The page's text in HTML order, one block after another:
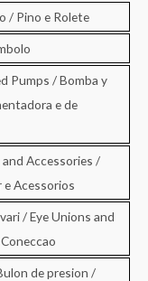
/ Pino e Rolete
Pumps / Bomba y
e de
Accessories /
Acessorios
/ Eye Unions and
de presion /